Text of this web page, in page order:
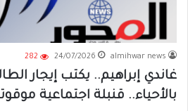
almihwar news
24/07/2026
282
غاندي إبراهيم.. يكتب إيجار
بالأحياء.. قنبلة اجتماعية